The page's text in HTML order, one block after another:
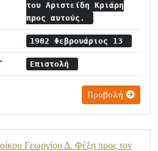
του Αριστείδη Κριάρη
προς αυτούς.
1902 Φεβρουάριος 13
Επιστολή
Προβολή
Γεωργίου Δ. Φέξη προς τον